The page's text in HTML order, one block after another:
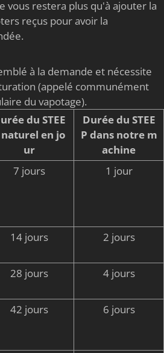
vous restera plus qu'à ajouter la
reçus pour avoir la
à la demande et nécessite
(appelé communément
du vapotage).
du STEE
naturel en jo
ur
Durée du STEE
P dans notre m
achine
7 jours 1 jour
14 jours 2 jours
28 jours 4 jours
42 jours 6 jours